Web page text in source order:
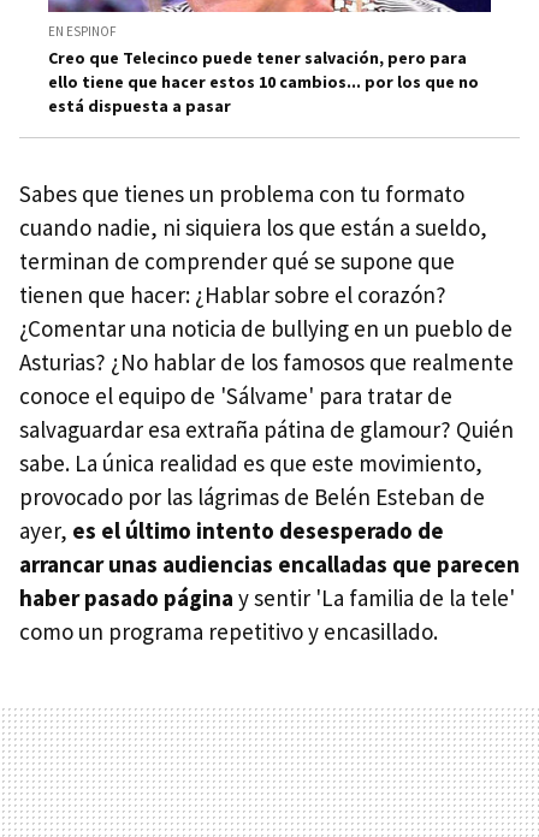
EN ESPINOF
Creo que Telecinco puede tener salvación, pero para
ello tiene que hacer estos 10 cambios... por los que no
está dispuesta a pasar
Sabes que tienes un problema con tu formato
cuando nadie, ni siquiera los que están a sueldo,
terminan de comprender qué se supone que
tienen que hacer: ¿Hablar sobre el corazón?
¿Comentar una noticia de bullying en un pueblo de
Asturias? ¿No hablar de los famosos que realmente
conoce el equipo de 'Sálvame' para tratar de
salvaguardar esa extraña pátina de glamour? Quién
sabe. La única realidad es que este movimiento,
provocado por las lágrimas de Belén Esteban de
ayer, es el último intento desesperado de
arrancar unas audiencias encalladas que parecen
haber pasado página y sentir 'La familia de la tele'
como un programa repetitivo y encasillado.